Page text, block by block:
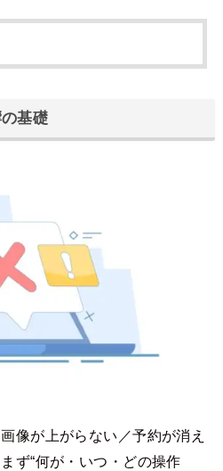
基礎
像が上がらない／予約が消え
ず“何が・いつ・どの操作